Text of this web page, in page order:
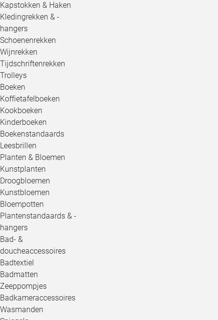
Kapstokken & Haken
Kledingrekken & -
hangers
Schoenenrekken
Wijnrekken
Tijdschriftenrekken
Trolleys
Boeken
Koffietafelboeken
Kookboeken
Kinderboeken
Boekenstandaards
Leesbrillen
Planten & Bloemen
Kunstplanten
Droogbloemen
Kunstbloemen
Bloempotten
Plantenstandaards & -
hangers
Bad- &
doucheaccessoires
Badtextiel
Badmatten
Zeeppompjes
Badkameraccessoires
Wasmanden